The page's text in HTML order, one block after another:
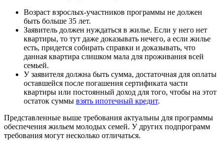
Возраст взрослых-участников программы не должен
быть больше 35 лет.
Заявитель должен нуждаться в жилье. Если у него нет
квартиры, то тут даже доказывать нечего, а если жилье
есть, придется собирать справки и доказывать, что
данная квартира слишком мала для проживания всей
семьей.
У заявителя должна быть сумма, достаточная для оплаты
оставшейся после погашения сертификата части
квартиры или постоянный доход для того, чтобы на этот
остаток суммы взять ипотечный кредит.
Представленные выше требования актуальны для программы
обеспечения жильем молодых семей. У других подпрограмм
требования могут несколько отличаться.